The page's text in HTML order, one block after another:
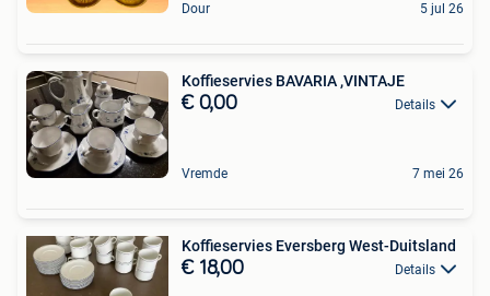
Dour 5 jul 26
Koffieservies BAVARIA ,VINTAJE
€ 0,00 Details
Vremde 7 mei 26
Koffieservies Eversberg West-Duitsland
€ 18,00 Details